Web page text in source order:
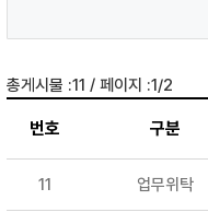
총게시물 :11 / 페이지 :1/2
번호 구분
11 업무위탁